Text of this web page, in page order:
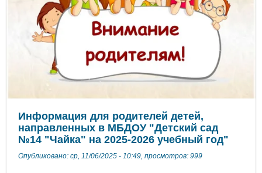
Информация для родителей детей,
направленных в МБДОУ "Детский сад
№14 "Чайка" на 2025-2026 учебный год"
Опубликовано: ср, 11/06/2025 - 10:49, просмотров: 999